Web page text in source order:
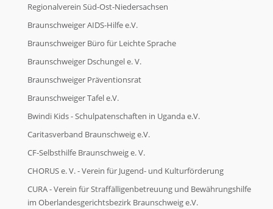
Regionalverein Süd-Ost-Niedersachsen
Braunschweiger AIDS-Hilfe e.V.
Braunschweiger Büro für Leichte Sprache
Braunschweiger Dschungel e. V.
Braunschweiger Präventionsrat
Braunschweiger Tafel e.V.
Bwindi Kids - Schulpatenschaften in Uganda e.V.
Caritasverband Braunschweig e.V.
CF-Selbsthilfe Braunschweig e. V.
CHORUS e. V. - Verein für Jugend- und Kulturförderung
CURA - Verein für Straffälligenbetreuung und Bewährungshilfe
im Oberlandesgerichtsbezirk Braunschweig e.V.